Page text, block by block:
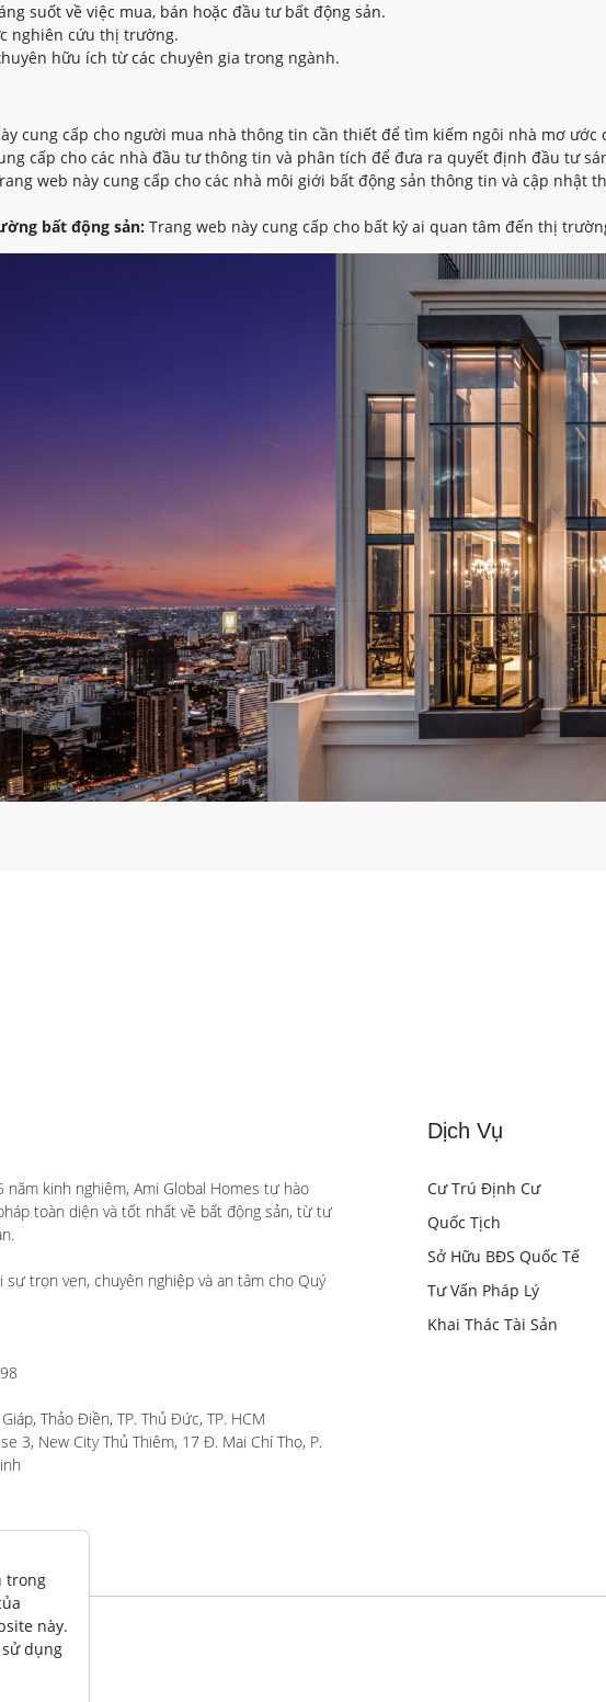
suốt về việc mua, bán hoặc đầu tư bất động sản.
nghiên cứu thị trường.
hữu ích từ các chuyên gia trong ngành.
cung cấp cho người mua nhà thông tin cần thiết để tìm kiếm ngôi nhà mơ ước
cấp cho các nhà đầu tư thông tin và phân tích để đưa ra quyết định đầu tư
web này cung cấp cho các nhà môi giới bất động sản thông tin và cập nhật
bất động sản:Trang web này cung cấp cho bất kỳ ai quan tâm đến thị
năm kinh nghiệm, Ami Global Homes tự hào
toàn diện và tốt nhất về bất động sản, từ tư
trọn vẹn, chuyên nghiệp và an tâm cho Quý
Thảo Điền, TP. Thủ Đức, TP. HCM
3, New City Thủ Thiêm, 17 Đ. Mai Chí Thọ, P.
Dịch Vụ
Cư Trú Định Cư
Quốc Tịch
Sở Hữu BĐS Quốc Tế
Tư Vấn Pháp Lý
Khai Thác Tài Sản
trong
này.
dụng